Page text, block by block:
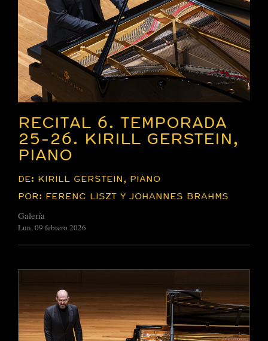
RECITAL 6. TEMPORADA
25-26. KIRILL GERSTEIN,
PIANO
DE: KIRILL GERSTEIN, PIANO
POR: FERENC LISZT Y JOHANNES BRAHMS
Galería
Lun, 09 febrero 2026